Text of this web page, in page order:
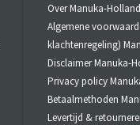
Over Manuka-Holland
Algemene
klachtenregeling)
Disclaimer Manuka-
Privacy policy
Betaalmethoden
Levertijd &